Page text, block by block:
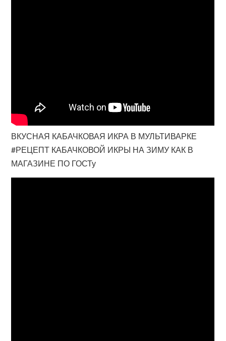
ВКУСНАЯ КАБАЧКОВАЯ ИКРА В МУЛЬТИВАРКЕ
#РЕЦЕПТ КАБАЧКОВОЙ ИКРЫ НА ЗИМУ КАК В
МАГАЗИНЕ ПО ГОСТу